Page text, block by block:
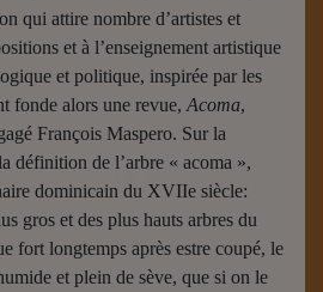
qui attire nombre d’artistes et
et à l’enseignement artistique
et politique, inspirée par les
fonde alors une revue, Acoma,
François Maspero. Sur la
définition de l’arbre « acoma »,
dominicain du XVIIe siècle:
gros et des plus hauts arbres du
fort longtemps après estre coupé, le
et plein de sève, que si on le